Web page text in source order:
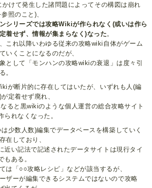
かけて発生した諸問題によってその構図は崩れ
参照のこと)、
シリーズでは攻略Wikiが作られなく(或いは作ら
着せず、情報が集まらなく)なった 。
これ以降いわゆる従来の攻略wiki自体がゲーム
いくことになるのだが、
として「モンハンの攻略wikiの衰退」は度々引
。
が断片的に存在してはいたが、いずれも人(編
定着せず廃れ、
ると黒wikiのような個人運営の総合攻略サイト
られなくなった。
少数人数)編集でデータベースを構築していく
在しており、
近い記法で記述されたデータサイトは現行タイ
もある。
は「○○攻略レシピ」などが該当するが、
ザーが編集できるシステムではないので攻略